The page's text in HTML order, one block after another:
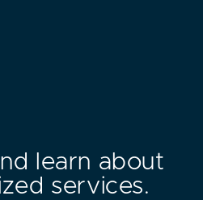
learn about
services.